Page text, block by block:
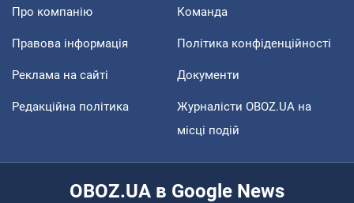
Про компанію Команда
Правова інформація Політика конфіденційності
Реклама на сайті Документи
Редакційна політика
Журналісти OBOZ.UA на
місці подій
OBOZ.UA в Google News